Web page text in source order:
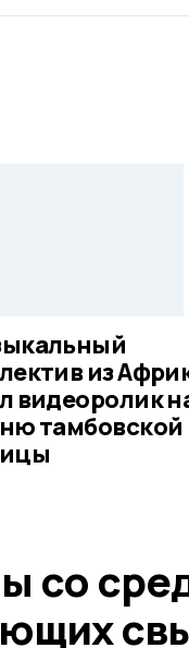
из
видеоролик
тамбовской
со